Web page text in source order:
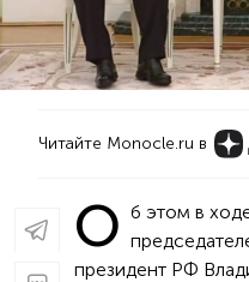
Читайте Monocle.ru в
О б этом в
президент РФ